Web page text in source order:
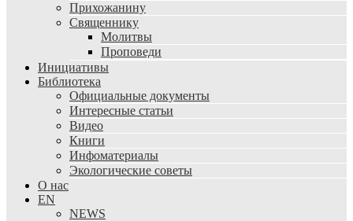
Прихожанину
Священнику
Молитвы
Проповеди
Инициативы
Библиотека
Официальные документы
Интересные статьи
Видео
Книги
Инфоматериалы
Экологические советы
О нас
EN
NEWS